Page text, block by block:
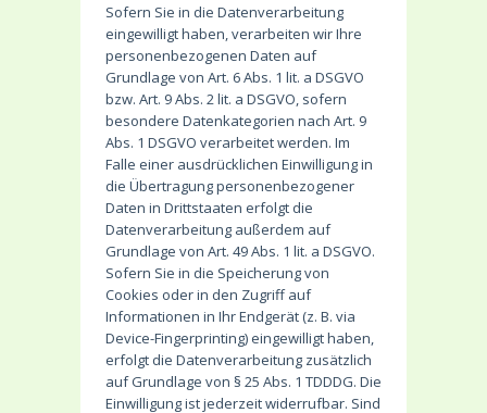
Sofern Sie in die Datenverarbeitung
eingewilligt haben, verarbeiten wir Ihre
personenbezogenen Daten auf
Grundlage von Art. 6 Abs. 1 lit. a DSGVO
bzw. Art. 9 Abs. 2 lit. a DSGVO, sofern
besondere Datenkategorien nach Art. 9
Abs. 1 DSGVO verarbeitet werden. Im
Falle einer ausdrücklichen Einwilligung in
die Übertragung personenbezogener
Daten in Drittstaaten erfolgt die
Datenverarbeitung außerdem auf
Grundlage von Art. 49 Abs. 1 lit. a DSGVO.
Sofern Sie in die Speicherung von
Cookies oder in den Zugriff auf
Informationen in Ihr Endgerät (z. B. via
Device-Fingerprinting) eingewilligt haben,
erfolgt die Datenverarbeitung zusätzlich
auf Grundlage von § 25 Abs. 1 TDDDG. Die
Einwilligung ist jederzeit widerrufbar. Sind